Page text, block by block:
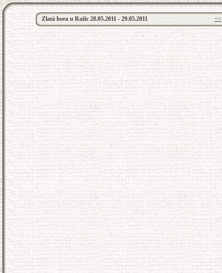
Zlatá hora u Ražic 28.05.2011 - 29.05.2011 <<